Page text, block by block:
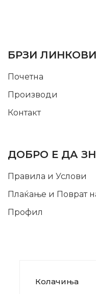
БРЗИ ЛИНКОВИ
Почетна
Производи
Контакт
ДОБРО Е ДА
Правила и Услови
Плаќање и Поврат
Профил
Колачиња